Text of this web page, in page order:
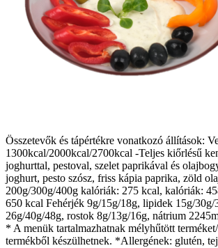
Összetevők és tápértékre vonatkozó állítások:
1300kcal/2000kcal/2700kcal -Teljes kiőrlésű
joghurttal, pestoval, szelet paprikával és
joghurt, pesto szósz, friss kápia paprika, zöld
200g/300g/400g kalóriák: 275 kcal, kalóriák:
650 kcal Fehérjék 9g/15g/18g, lipidek 15g/30g/
26g/40g/48g, rostok 8g/13g/16g, nátrium
* A menük tartalmazhatnak mélyhűtött
termékből készülhetnek. *Allergének: glutén,